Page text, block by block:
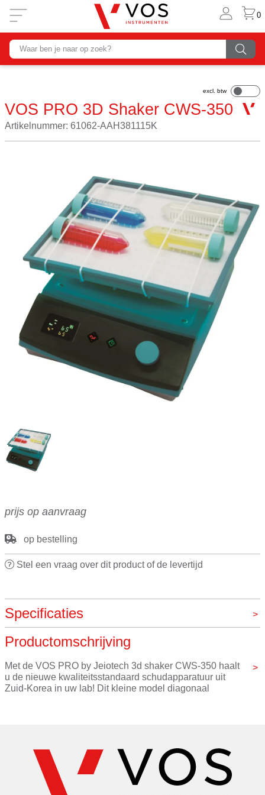
0
VOS PRO 3D Shaker CWS-350
Artikelnummer: 61062-AAH381115K
prijs op aanvraag
op bestelling
Stel een vraag over dit product of de levertijd
Specificaties
Merk
Productomschrijving
Met de VOS PRO by Jeiotech 3d shaker CWS-350 haalt
u de nieuwe kwaliteitsstandaard schudapparatuur uit
Zuid-Korea in uw lab! Dit kleine model diagonaal
Het veelzijdige, compacte schudapparaat